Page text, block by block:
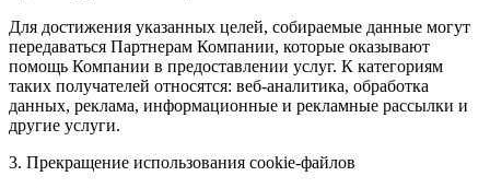
Для достижения указанных целей, собираемые данные могут
передаваться Партнерам Компании, которые оказывают
помощь Компании в предоставлении услуг. К категориям
таких получателей относятся: веб-аналитика, обработка
данных, реклама, информационные и рекламные рассылки и
другие услуги.
3. Прекращение использования cookie-файлов